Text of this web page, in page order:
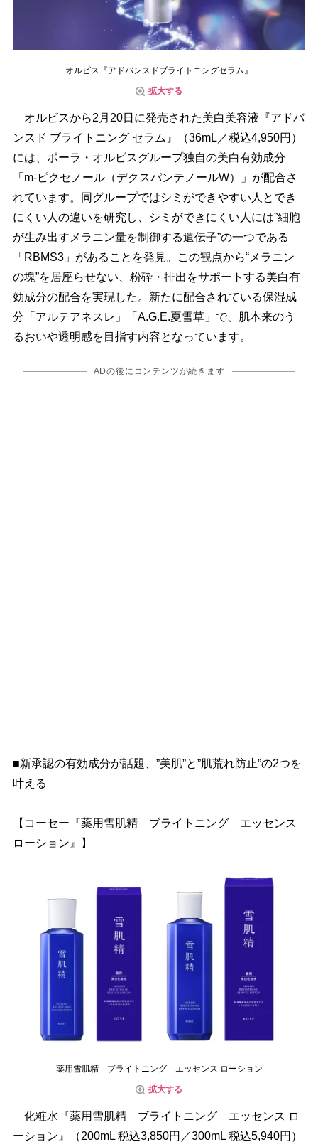
オルビス『アドバンスドブライトニングセラム』
拡大する
オルビスから2月20日に発売された美白美容液『アドバ
ンスド ブライトニング セラム』（36mL／税込4,950円）
には、ポーラ・オルビスグループ独自の美白有効成分
「m-ピクセノール（デクスパンテノールW）」が配合さ
れています。同グループではシミができやすい人とでき
にくい人の違いを研究し、シミができにくい人には”細胞
が生み出すメラニン量を制御する遺伝子”の一つである
「RBMS3」があることを発見。この観点から“メラニン
の塊”を居座らせない、粉砕・排出をサポートする美白有
効成分の配合を実現した。新たに配合されている保湿成
分「アルテアネスレ」「A.G.E.夏雪草」で、肌本来のう
るおいや透明感を目指す内容となっています。
ADの後にコンテンツが続きます
■新承認の有効成分が話題、”美肌”と”肌荒れ防止”の2つを
叶える
【コーセー『薬用雪肌精 ブライトニング エッセンス
ローション』】
薬用雪肌精 ブライトニング エッセンス ローション
拡大する
化粧水『薬用雪肌精 ブライトニング エッセンス ロ
ーション』（200mL 税込3,850円／300mL 税込5,940円）